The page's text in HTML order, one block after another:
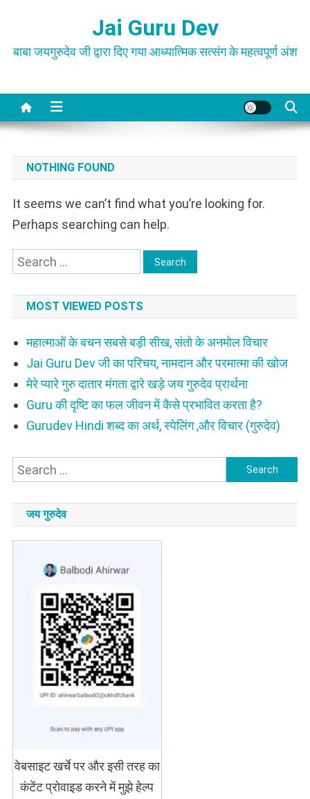
content
Jai Guru Dev
बाबा जयगुरुदेव जी द्वारा दिए गया आध्यात्मिक सत्संग के महत्वपूर्ण अंश
NOTHING FOUND
It seems we can’t find what you’re looking for.
Perhaps searching can help.
Search
MOST VIEWED POSTS
महात्माओं के बचन सबसे बड़ी सीख, संतो के अनमोल विचार
Jai Guru Dev जी का परिचय, नामदान और परमात्मा की खोज
मेरे प्यारे गुरु दातार मंगता द्वारे खड़े जय गुरुदेव प्रार्थना
Guru की दृष्टि का फल जीवन में कैसे प्रभावित करता है?
Gurudev Hindi शब्द का अर्थ, स्पेलिंग ,और विचार (गुरुदेव)
Search
जय गुरुदेव
वेबसाइट खर्चे पर और इसी तरह का
कंटेंट प्रोवाइड करने में मुझे हेल्प